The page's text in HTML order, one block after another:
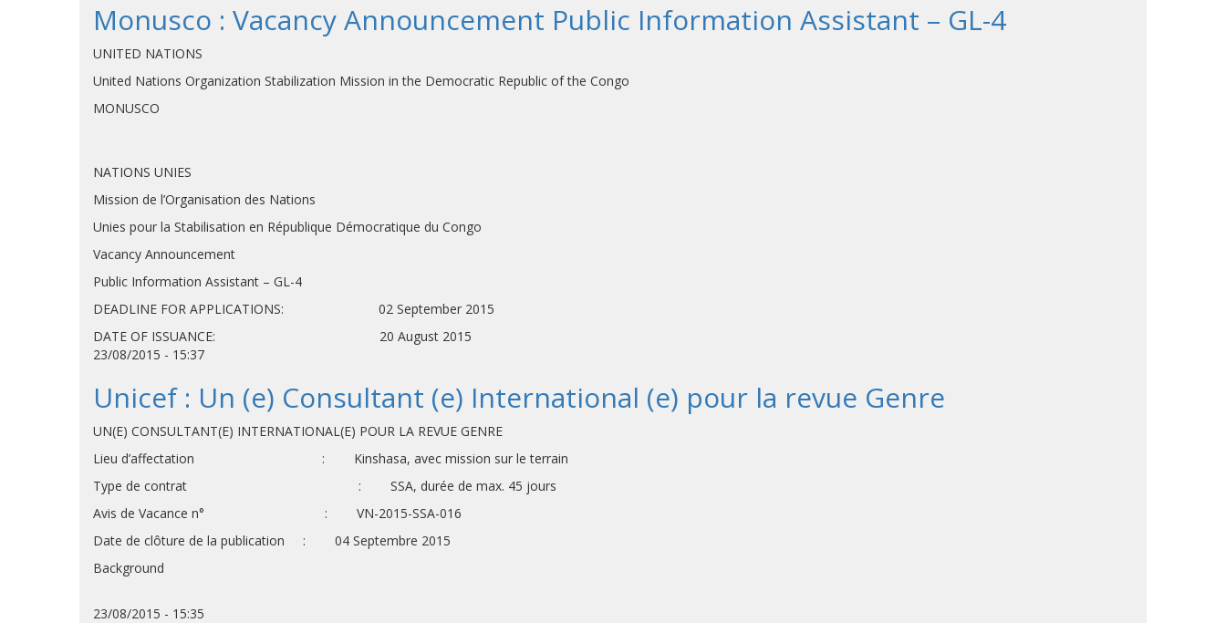
Monusco : Vacancy Announcement Public Information Assistant – GL-4
UNITED NATIONS
United Nations Organization Stabilization Mission in the Democratic Republic of the Congo
MONUSCO
NATIONS UNIES
Mission de l’Organisation des Nations
Unies pour la Stabilisation en République Démocratique du Congo
Vacancy Announcement
Public Information Assistant – GL-4
DEADLINE FOR APPLICATIONS: 02 September 2015
DATE OF ISSUANCE: 20 August 2015
23/08/2015 - 15:37
Unicef : Un (e) Consultant (e) International (e) pour la revue Genre
UN(E) CONSULTANT(E) INTERNATIONAL(E) POUR LA REVUE GENRE
Lieu d’affectation : Kinshasa, avec mission sur le terrain
Type de contrat : SSA, durée de max. 45 jours
Avis de Vacance n° : VN-2015-SSA-016
Date de clôture de la publication : 04 Septembre 2015
Background
23/08/2015 - 15:35